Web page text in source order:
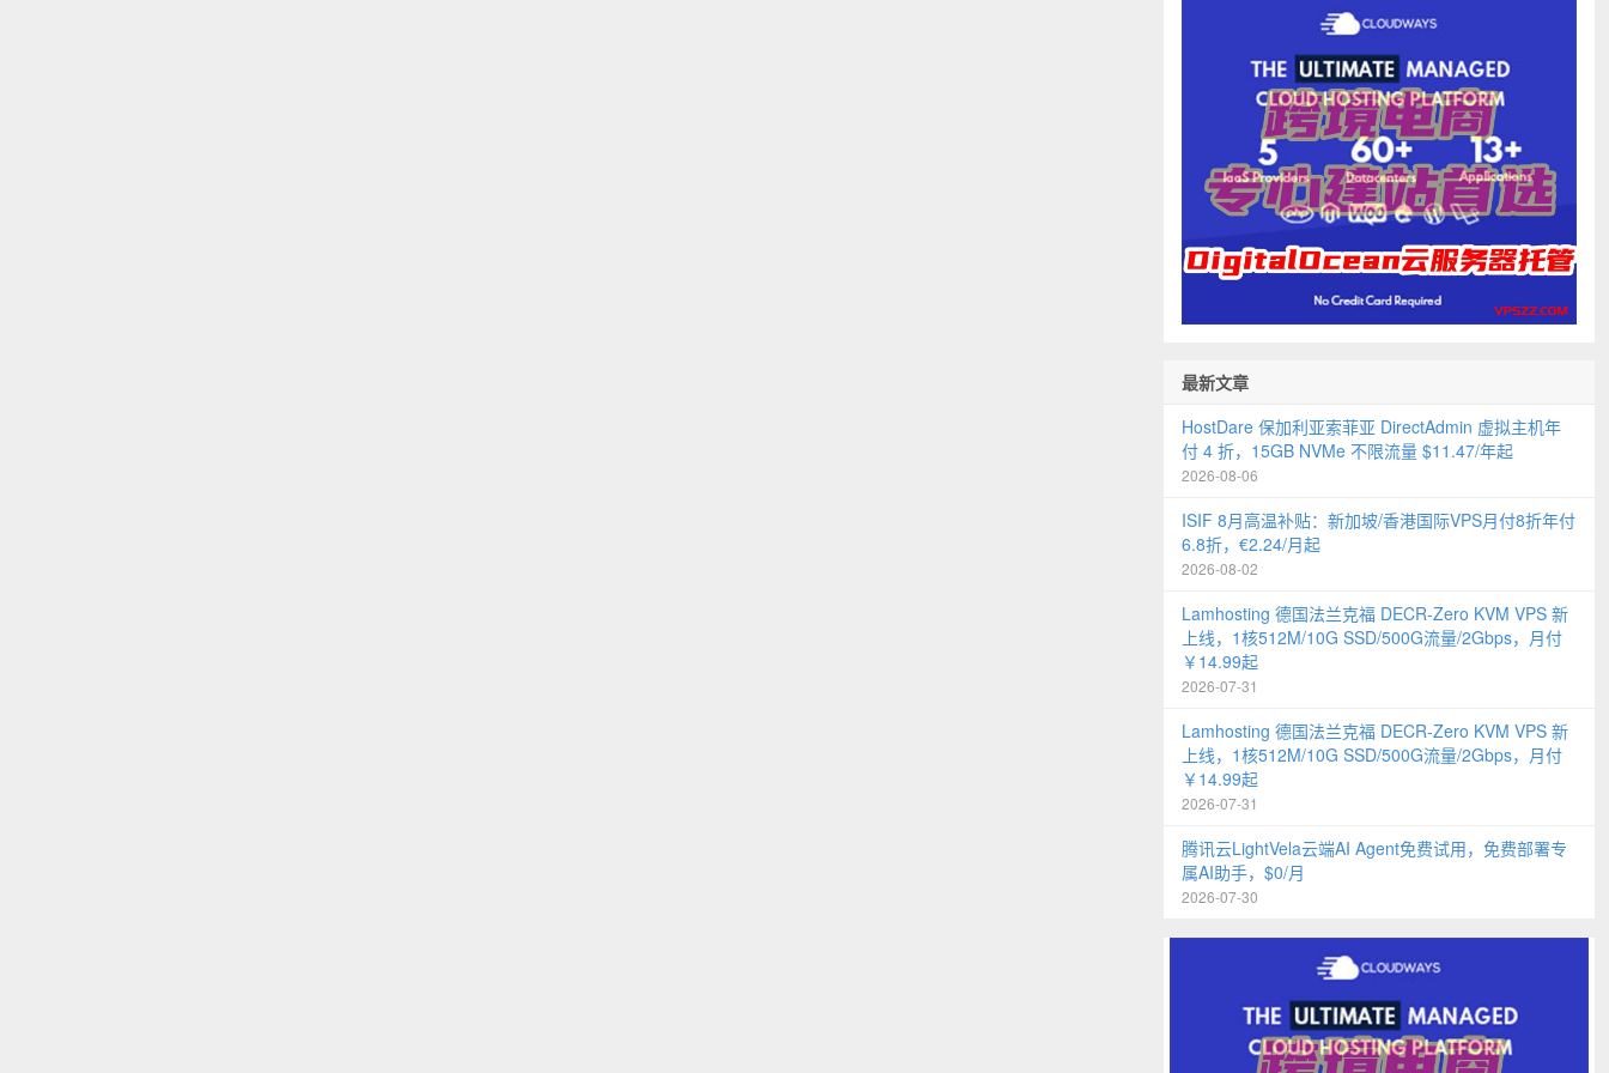
最新文章
HostDare 保加利亚索菲亚 DirectAdmin 虚拟主机年
付 4 折，15GB NVMe 不限流量 $11.47/年起
2026-08-06
ISIF 8月高温补贴：新加坡/香港国际VPS月付8折年付
6.8折，€2.24/月起
2026-08-02
Lamhosting 德国法兰克福 DECR-Zero KVM VPS 新
上线，1核512M/10G SSD/500G流量/2Gbps，月付
￥14.99起
2026-07-31
Lamhosting 德国法兰克福 DECR-Zero KVM VPS 新
上线，1核512M/10G SSD/500G流量/2Gbps，月付
￥14.99起
2026-07-31
腾讯云LightVela云端AI Agent免费试用，免费部署专
属AI助手，$0/月
2026-07-30